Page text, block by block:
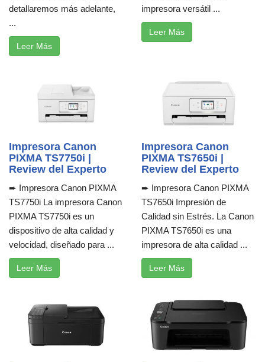
detallaremos más adelante,
...
Leer Más
impresora versátil ...
Leer Más
Impresora Canon
PIXMA TS7750i |
Review del Experto
➨ Impresora Canon PIXMA
TS7750i La impresora Canon
PIXMA TS7750i es un
dispositivo de alta calidad y
velocidad, diseñado para ...
Leer Más
Impresora Canon
PIXMA TS7650i |
Review del Experto
➨ Impresora Canon PIXMA
TS7650i Impresión de
Calidad sin Estrés. La Canon
PIXMA TS7650i es una
impresora de alta calidad ...
Leer Más